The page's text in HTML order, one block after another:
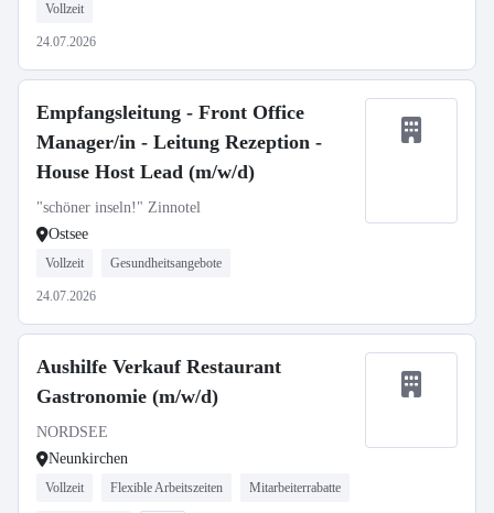
Vollzeit
24.07.2026
Empfangsleitung - Front Office
Manager/in - Leitung Rezeption -
House Host Lead (m/w/d)
"schöner inseln!" Zinnotel
Ostsee
Vollzeit Gesundheitsangebote
24.07.2026
Aushilfe Verkauf Restaurant
Gastronomie (m/w/d)
NORDSEE
Neunkirchen
Vollzeit Flexible Arbeitszeiten Mitarbeiterrabatte